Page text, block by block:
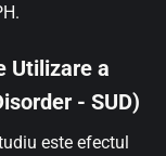
Utilizare a
- SUD)
este efectul